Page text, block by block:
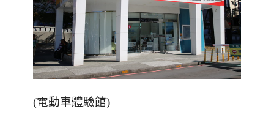
(電動車體驗館)